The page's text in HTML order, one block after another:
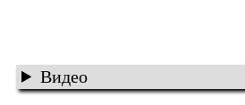
Видео